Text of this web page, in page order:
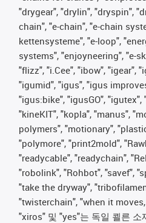
"drygear", "drylin", "dryspin",
chain", "e-chain", "e-chain
kettensysteme", "e-loop",
systems", "enjoyneering", "e-
"flizz", "i.Cee", "ibow", "igear",
"igumid", "igus", "igus
"igus:bike", "igusGO",
"kineKIT", "kopla", "manus",
polymers", "motionary",
"polymore", "print2mold",
"readycable", "readychain",
"robolink", "Rohbot", "savef",
"take the dryway",
"twisterchain", "when it
"xiros" 및 "yes"는 독일 쾰른 소